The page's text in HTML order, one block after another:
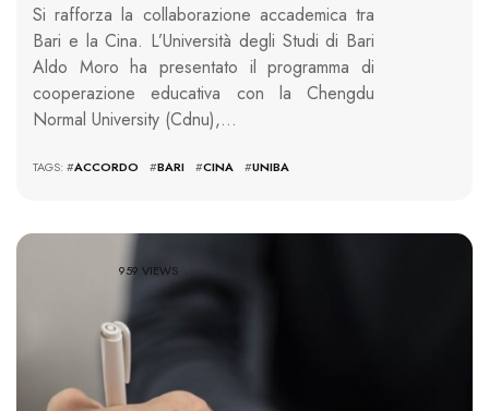
Si rafforza la collaborazione accademica tra
Bari e la Cina. L’Università degli Studi di Bari
Aldo Moro ha presentato il programma di
cooperazione educativa con la Chengdu
Normal University (Cdnu),…
TAGS: #ACCORDO #BARI #CINA #UNIBA
959 VIEWS